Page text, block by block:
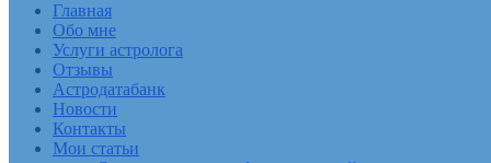
Главная
Обо мне
Услуги астролога
Отзывы
Астродатабанк
Новости
Контакты
Мои статьи